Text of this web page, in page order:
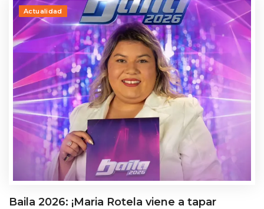
Actualidad
Baila 2026: ¡Maria Rotela viene a tapar